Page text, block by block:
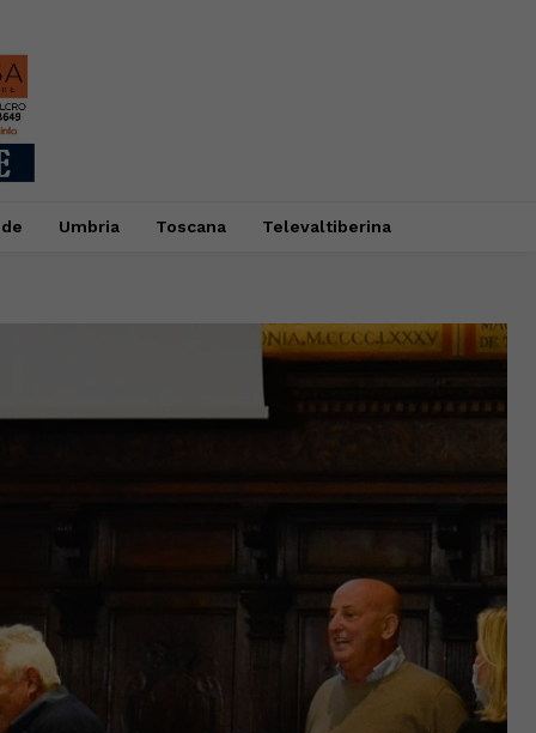
Umbria Toscana Televaltiberina